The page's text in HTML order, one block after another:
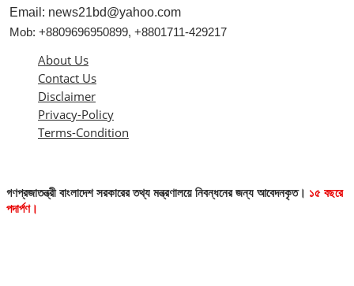
Email: news21bd@yahoo.com
Mob: +8809696950899, +8801711-429217
About Us
Contact Us
Disclaimer
Privacy-Policy
Terms-Condition
গণপ্রজাতন্ত্রী বাংলাদেশ সরকারের তথ্য মন্ত্রণালয়ে নিবন্ধনের জন্য আবেদনকৃত। ১৫ বছরে
পদার্পণ।